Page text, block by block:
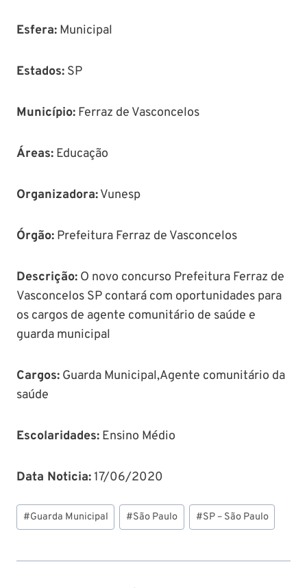
Esfera: Municipal
Estados: SP
Município: Ferraz de Vasconcelos
Áreas: Educação
Organizadora:Vunesp
Órgão: Prefeitura Ferraz de Vasconcelos
Descrição: O novo concurso Prefeitura Ferraz de
Vasconcelos SP contará com oportunidades para
os cargos de agente comunitário de saúde e
guarda municipal
Cargos: Guarda Municipal,Agente comunitário da
saúde
Escolaridades: Ensino Médio
Data Noticia:17/06/2020
Tags
do
#Guarda Municipal #São Paulo #SP – São Paulo